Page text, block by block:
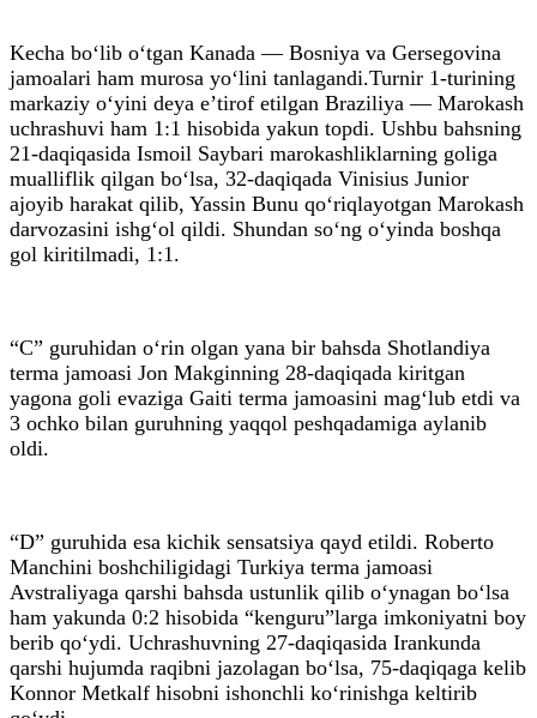
Kecha bo‘lib o‘tgan Kanada — Bosniya va Gersegovina
jamoalari ham murosa yo‘lini tanlagandi.Turnir 1-turining
markaziy o‘yini deya e’tirof etilgan Braziliya — Marokash
uchrashuvi ham 1:1 hisobida yakun topdi. Ushbu bahsning
21-daqiqasida Ismoil Saybari marokashliklarning goliga
mualliflik qilgan bo‘lsa, 32-daqiqada Vinisius Junior
ajoyib harakat qilib, Yassin Bunu qo‘riqlayotgan Marokash
darvozasini ishg‘ol qildi. Shundan so‘ng o‘yinda boshqa
gol kiritilmadi, 1:1.
“C” guruhidan o‘rin olgan yana bir bahsda Shotlandiya
terma jamoasi Jon Makginning 28-daqiqada kiritgan
yagona goli evaziga Gaiti terma jamoasini mag‘lub etdi va
3 ochko bilan guruhning yaqqol peshqadamiga aylanib
oldi.
“D” guruhida esa kichik sensatsiya qayd etildi. Roberto
Manchini boshchiligidagi Turkiya terma jamoasi
Avstraliyaga qarshi bahsda ustunlik qilib o‘ynagan bo‘lsa
ham yakunda 0:2 hisobida “kenguru”larga imkoniyatni boy
berib qo‘ydi. Uchrashuvning 27-daqiqasida Irankunda
qarshi hujumda raqibni jazolagan bo‘lsa, 75-daqiqaga kelib
Konnor Metkalf hisobni ishonchli ko‘rinishga keltirib